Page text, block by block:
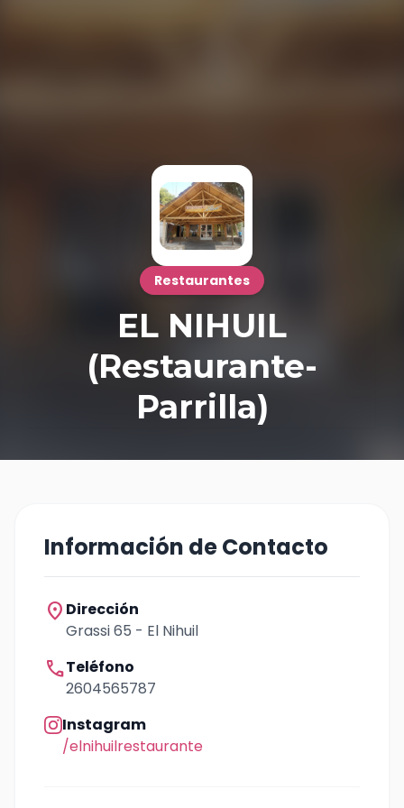
Restaurantes
EL NIHUIL
(Restaurante-
Parrilla)
Información de Contacto
location_on Dirección
Grassi 65 - El Nihuil
callTeléfono
2604565787
Instagram
/elnihuilrestaurante